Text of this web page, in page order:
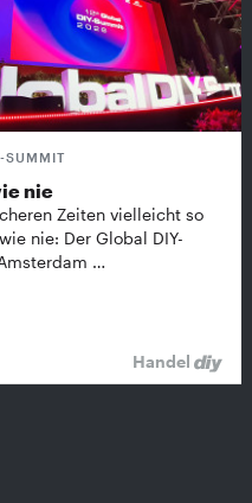
SUMMIT
nie
Zeiten vielleicht so
nie: Der Global DIY-
…
Handel